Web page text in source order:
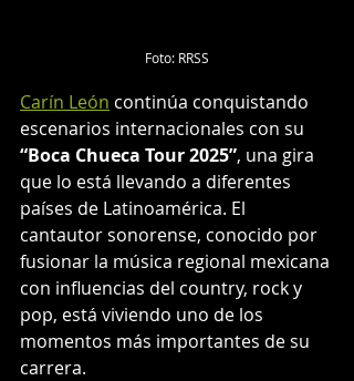
Foto: RRSS
Carín León continúa conquistando
escenarios internacionales con su
“Boca Chueca Tour 2025”, una gira
que lo está llevando a diferentes
países de Latinoamérica. El
cantautor sonorense, conocido por
fusionar la música regional mexicana
con influencias del country, rock y
pop, está viviendo uno de los
momentos más importantes de su
carrera.